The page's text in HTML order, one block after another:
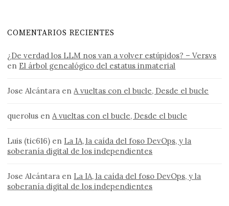
COMENTARIOS RECIENTES
¿De verdad los LLM nos van a volver estúpidos? – Versvs
en El árbol genealógico del estatus inmaterial
Jose Alcántara en A vueltas con el bucle, Desde el bucle
querolus en A vueltas con el bucle, Desde el bucle
Luis (tic616) en La IA, la caída del foso DevOps, y la
soberanía digital de los independientes
Jose Alcántara en La IA, la caída del foso DevOps, y la
soberanía digital de los independientes